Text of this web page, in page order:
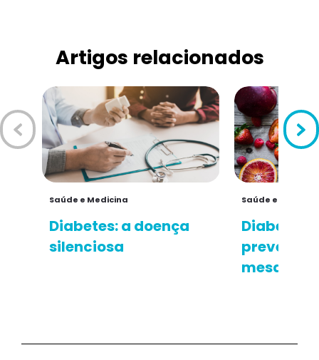
Artigos relacionados
Saúde e Medicina
Diabetes: a doença
silenciosa
Saúde e
Diabetes:
mesa